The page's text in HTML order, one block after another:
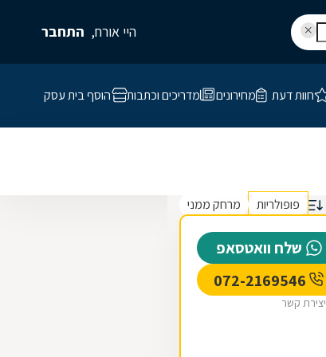
היי אורח, התחבר
חוות דעת מחירונים מדריכים וכתבות הוסף בית עסק
פופולריות מרחק ממני
שלח וואטסאפ
יצירת קשר